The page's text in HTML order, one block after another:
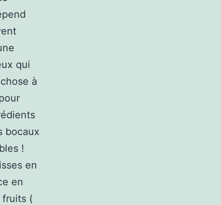
qui
à
bocaux
!
en
en
fruits (